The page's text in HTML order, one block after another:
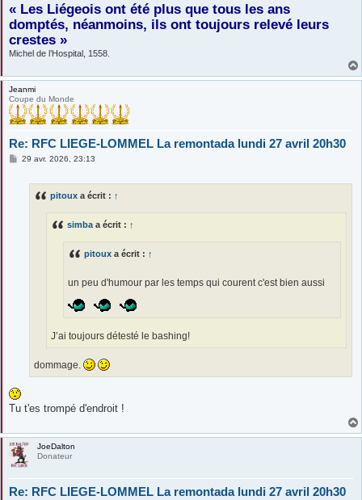
« Les Liégeois ont été plus que tous les ans
domptés, néanmoins, ils ont toujours relevé leurs
crestes »
Michel de l’Hospital, 1558.
Jeanmi
Coupe du Monde
Re: RFC LIEGE-LOMMEL La remontada lundi 27 avril 20h30
M29 avr. 2026, 23:13
pitoux a écrit : ↑
simba a écrit : ↑
pitoux a écrit : ↑
un peu d'humour par les temps qui courent c'est bien aussi
J’ai toujours détesté le bashing!
dommage.
Tu t'es trompé d'endroit !
JoeDalton
Donateur
Re: RFC LIEGE-LOMMEL La remontada lundi 27 avril 20h30